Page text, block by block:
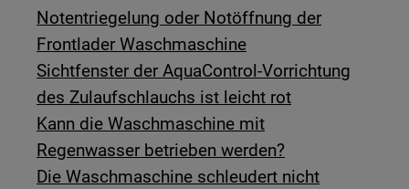
Notentriegelung oder Notöffnung der
Frontlader Waschmaschine
Sichtfenster der AquaControl-Vorrichtung
des Zulaufschlauchs ist leicht rot
Kann die Waschmaschine mit
Regenwasser betrieben werden?
Die Waschmaschine schleudert nicht